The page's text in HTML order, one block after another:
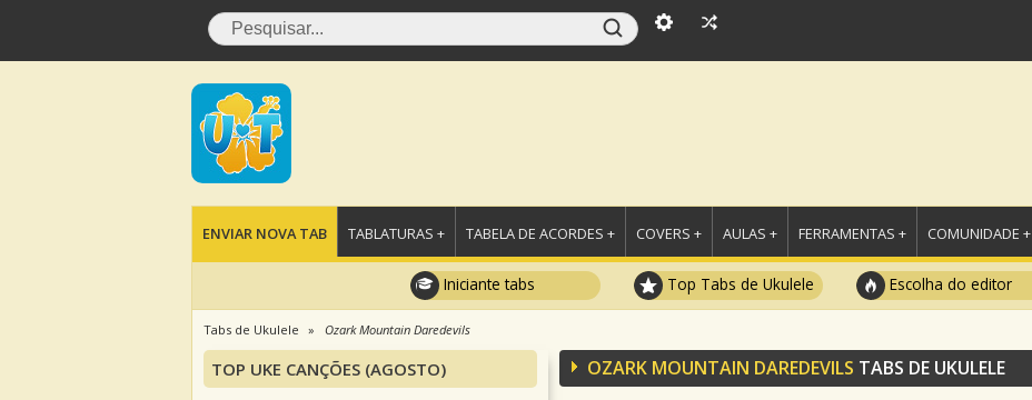
ENVIAR NOVA TAB TABLATURAS + TABELA DE ACORDES + COVERS + AULAS + FERRAMENTAS + COMUNIDADE +
Iniciante tabs Top Tabs de Ukulele Escolha do editor
Tabs de Ukulele Ozark Mountain Daredevils
OZARK MOUNTAIN DAREDEVILS TABS DE UKULELE
TOP UKE CANÇÕES (AGOSTO)